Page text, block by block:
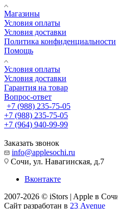
Магазины
Условия оплаты
Условия доставки
Политика конфиденциальности
Помощь
Условия оплаты
Условия доставки
Гарантия на товар
Вопрос-ответ
+7 (988) 235-75-05
+7 (988) 235-75-05
+7 (964) 940-99-99
Заказать звонок
info@applesochi.ru
Сочи, ул. Навагинская, д.7
Вконтакте
2007-2026 © iStors | Apple в
Сайт разработан в 23 Avenue